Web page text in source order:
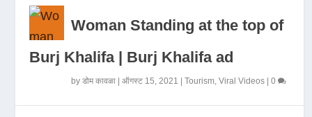
Woman Standing at the top of
Burj Khalifa | Burj Khalifa ad
byडोम कावळा |ऑगस्ट 15, 2021 |Tourism,Viral Videos |0